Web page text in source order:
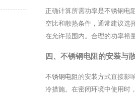
正确计算所需功率是不锈钢电
空比和散热条件，通常建议选
在允许范围内。合理的功率裕
四、不锈钢电阻的安装与
不锈钢电阻 的安装方式直接影
冷措施。在密闭环境中使用时